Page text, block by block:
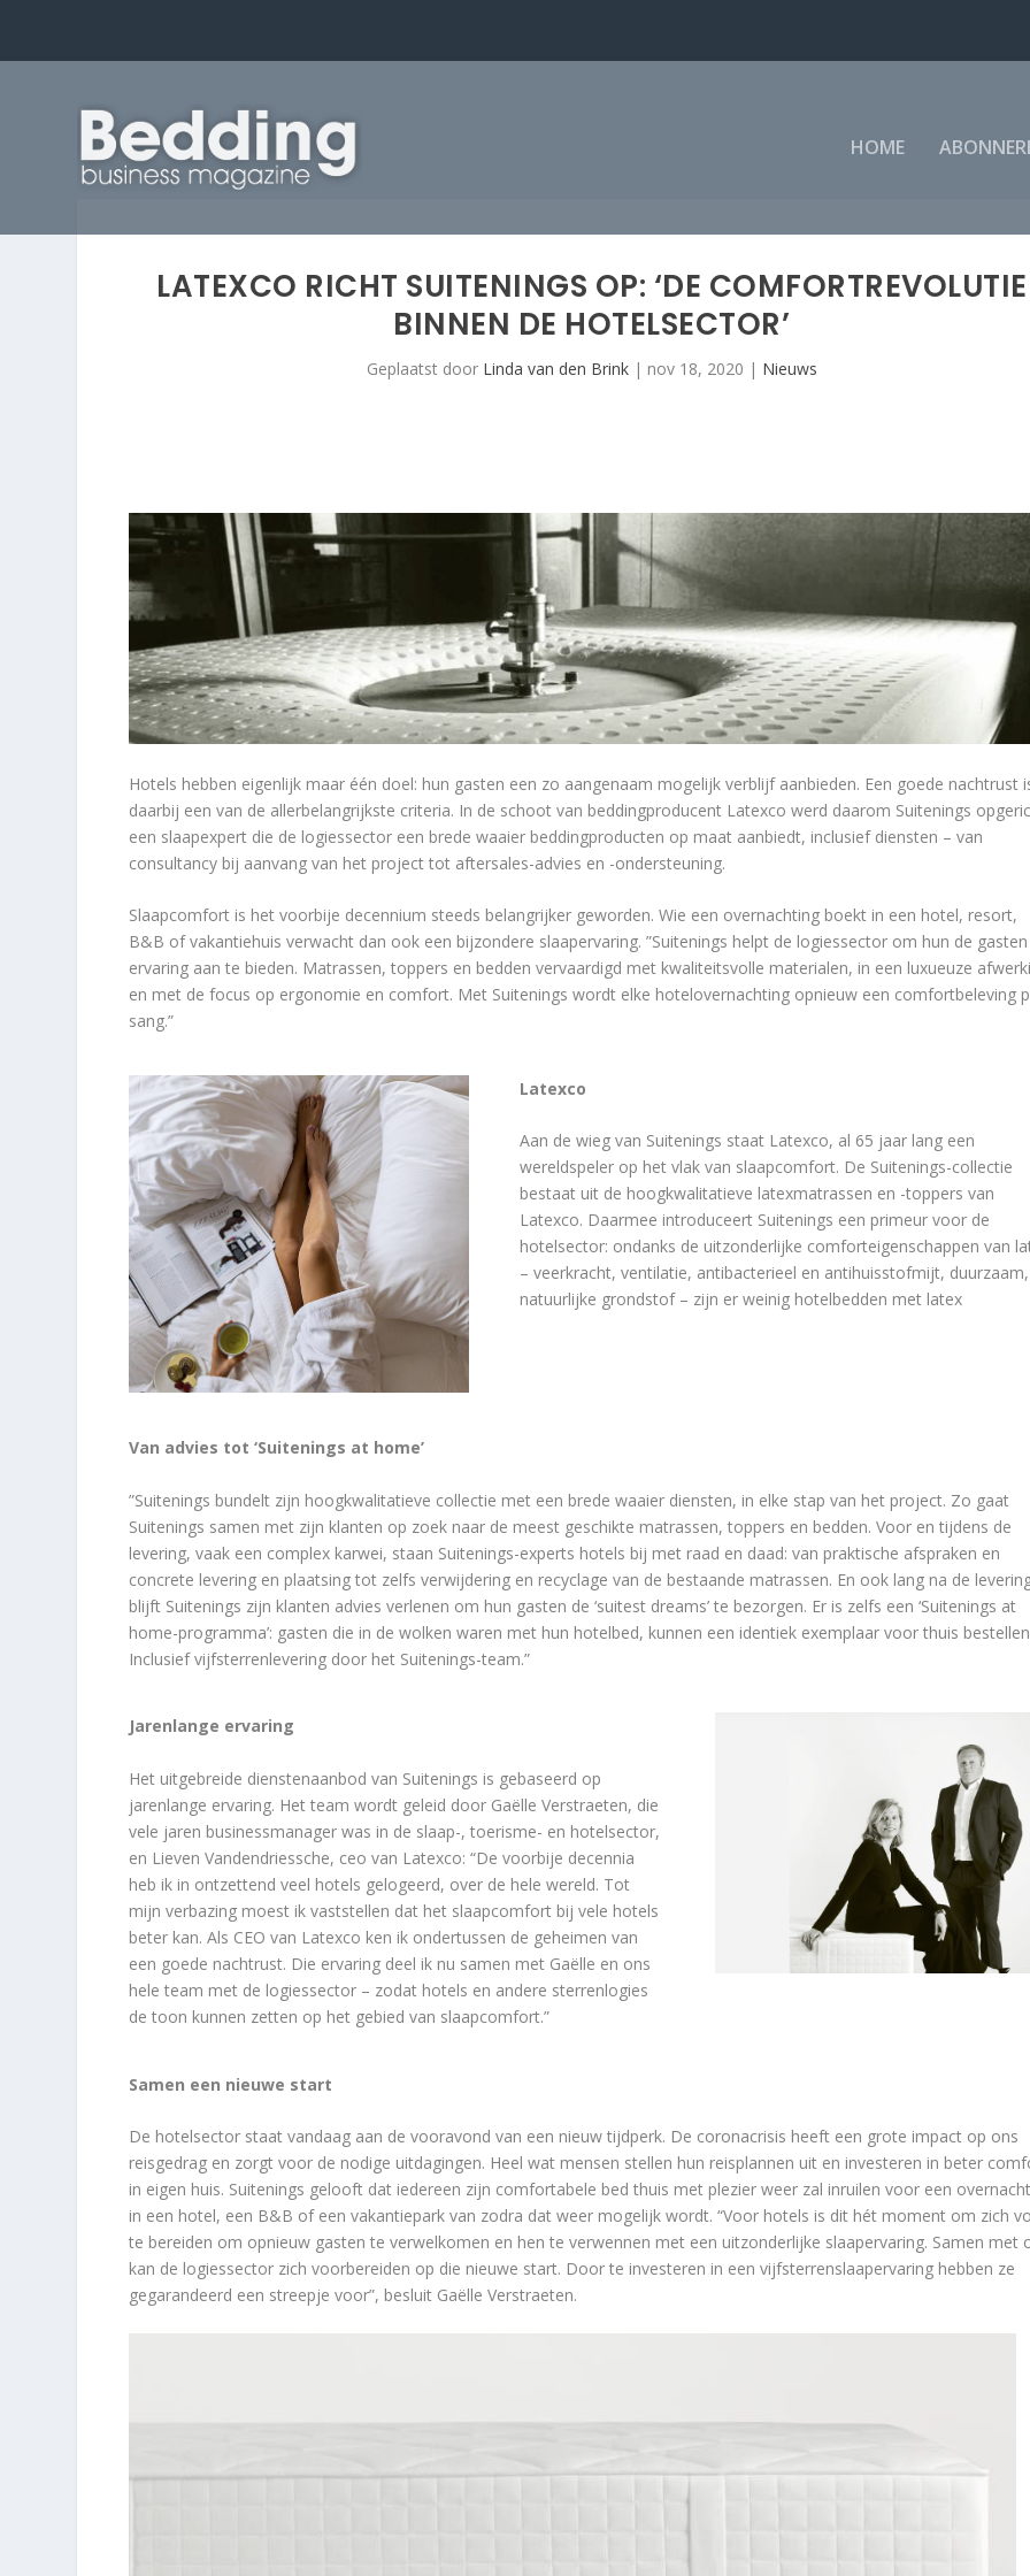
HOME
LATEXCO RICHT SUITENINGS OP: ‘DE COMFORTREVOLUTIE
BINNEN DE HOTELSECTOR’
Geplaatst door Linda van den Brink| nov 18, 2020 | Nieuws
Hotels hebben eigenlijk maar één doel: hun gasten een zo aangenaam mogelijk verblijf aanbieden. Een goede nachtrust
daarbij een van de allerbelangrijkste criteria. In de schoot van beddingproducent Latexco werd daarom Suitenings
een slaapexpert die de logiessector een brede waaier beddingproducten op maat aanbiedt, inclusief diensten – van
consultancy bij aanvang van het project tot aftersales-advies en -ondersteuning.
Slaapcomfort is het voorbije decennium steeds belangrijker geworden. Wie een overnachting boekt in een hotel, resort,
B&B of vakantiehuis verwacht dan ook een bijzondere slaapervaring. ”Suitenings helpt de logiessector om hun de
ervaring aan te bieden. Matrassen, toppers en bedden vervaardigd met kwaliteitsvolle materialen, in een luxueuze
en met de focus op ergonomie en comfort. Met Suitenings wordt elke hotelovernachting opnieuw een comfortbeleving
sang.”
Latexco
Aan de wieg van Suitenings staat Latexco, al 65 jaar lang een
wereldspeler op het vlak van slaapcomfort. De Suitenings-collectie
bestaat uit de hoogkwalitatieve latexmatrassen en -toppers van
Latexco. Daarmee introduceert Suitenings een primeur voor de
hotelsector: ondanks de uitzonderlijke comforteigenschappen van
– veerkracht, ventilatie, antibacterieel en antihuisstofmijt, duurzaam,
natuurlijke grondstof – zijn er weinig hotelbedden met latex
Van advies tot ‘Suitenings at home’
”Suitenings bundelt zijn hoogkwalitatieve collectie met een brede waaier diensten, in elke stap van het project. Zo gaat
Suitenings samen met zijn klanten op zoek naar de meest geschikte matrassen, toppers en bedden. Voor en tijdens de
levering, vaak een complex karwei, staan Suitenings-experts hotels bij met raad en daad: van praktische afspraken en
concrete levering en plaatsing tot zelfs verwijdering en recyclage van de bestaande matrassen. En ook lang na de
blijft Suitenings zijn klanten advies verlenen om hun gasten de ‘suitest dreams’ te bezorgen. Er is zelfs een ‘Suitenings at
home-programma’: gasten die in de wolken waren met hun hotelbed, kunnen een identiek exemplaar voor thuis
Inclusief vijfsterrenlevering door het Suitenings-team.”
Jarenlange ervaring
Het uitgebreide dienstenaanbod van Suitenings is gebaseerd op
jarenlange ervaring. Het team wordt geleid door Gaëlle Verstraeten, die
vele jaren businessmanager was in de slaap-, toerisme- en hotelsector,
en Lieven Vandendriessche, ceo van Latexco: “De voorbije decennia
heb ik in ontzettend veel hotels gelogeerd, over de hele wereld. Tot
mijn verbazing moest ik vaststellen dat het slaapcomfort bij vele hotels
beter kan. Als CEO van Latexco ken ik ondertussen de geheimen van
een goede nachtrust. Die ervaring deel ik nu samen met Gaëlle en ons
hele team met de logiessector – zodat hotels en andere sterrenlogies
de toon kunnen zetten op het gebied van slaapcomfort.”
Samen een nieuwe start
De hotelsector staat vandaag aan de vooravond van een nieuw tijdperk. De coronacrisis heeft een grote impact op ons
reisgedrag en zorgt voor de nodige uitdagingen. Heel wat mensen stellen hun reisplannen uit en investeren in beter
in eigen huis. Suitenings gelooft dat iedereen zijn comfortabele bed thuis met plezier weer zal inruilen voor een
in een hotel, een B&B of een vakantiepark van zodra dat weer mogelijk wordt. “Voor hotels is dit hét moment om zich
te bereiden om opnieuw gasten te verwelkomen en hen te verwennen met een uitzonderlijke slaapervaring. Samen met
kan de logiessector zich voorbereiden op die nieuwe start. Door te investeren in een vijfsterrenslaapervaring hebben ze
gegarandeerd een streepje voor”, besluit Gaëlle Verstraeten.